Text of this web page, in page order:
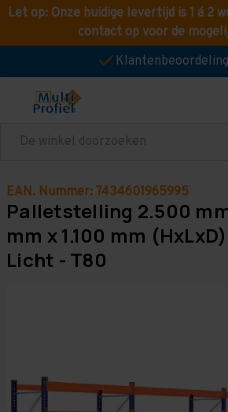
Let op: Onze huidige levertijd is 1 á 2
contact op voor de
Zoeken
EAN. Nummer: 7434601965995
Palletstelling 2.500
mm x 1.100 mm
Licht - T80